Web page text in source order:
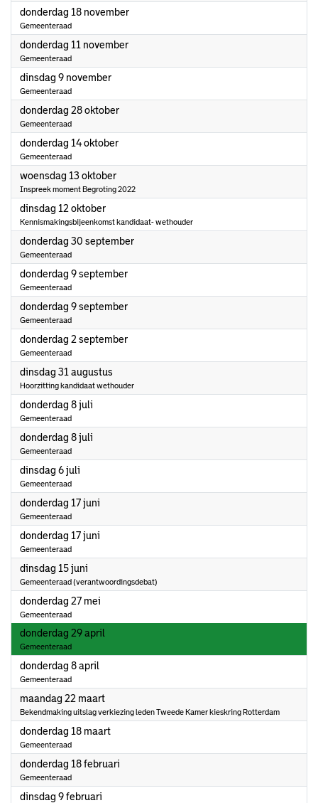
donderdag 18 november2021
Gemeenteraad
donderdag 11 november2021
Gemeenteraad
dinsdag 9 november2021
Gemeenteraad
donderdag 28 oktober2021
Gemeenteraad
donderdag 14 oktober2021
Gemeenteraad
woensdag 13 oktober2021
Inspreek moment Begroting 2022
dinsdag 12 oktober2021
Kennismakingsbijeenkomst kandidaat- wethouder
donderdag 30 september2021
Gemeenteraad
donderdag 9 september2021
Gemeenteraad
donderdag 9 september2021
Gemeenteraad
donderdag 2 september2021
Gemeenteraad
dinsdag 31 augustus
Hoorzitting kandidaat wethouder
donderdag 8 juli
Gemeenteraad
donderdag 8 juli
Gemeenteraad
dinsdag 6 juli
Gemeenteraad
donderdag 17 juni
Gemeenteraad
donderdag 17 juni
Gemeenteraad
dinsdag 15 juni
Gemeenteraad (verantwoordingsdebat)
donderdag 27 mei
Gemeenteraad
donderdag 29 april
Gemeenteraad
donderdag 8 april
Gemeenteraad
maandag 22 maart2021
Bekendmaking uitslag verkiezing leden Tweede Kamer kieskring Rotterdam
donderdag 18 maart2021
Gemeenteraad
donderdag 18 februari
Gemeenteraad
dinsdag 9 februari